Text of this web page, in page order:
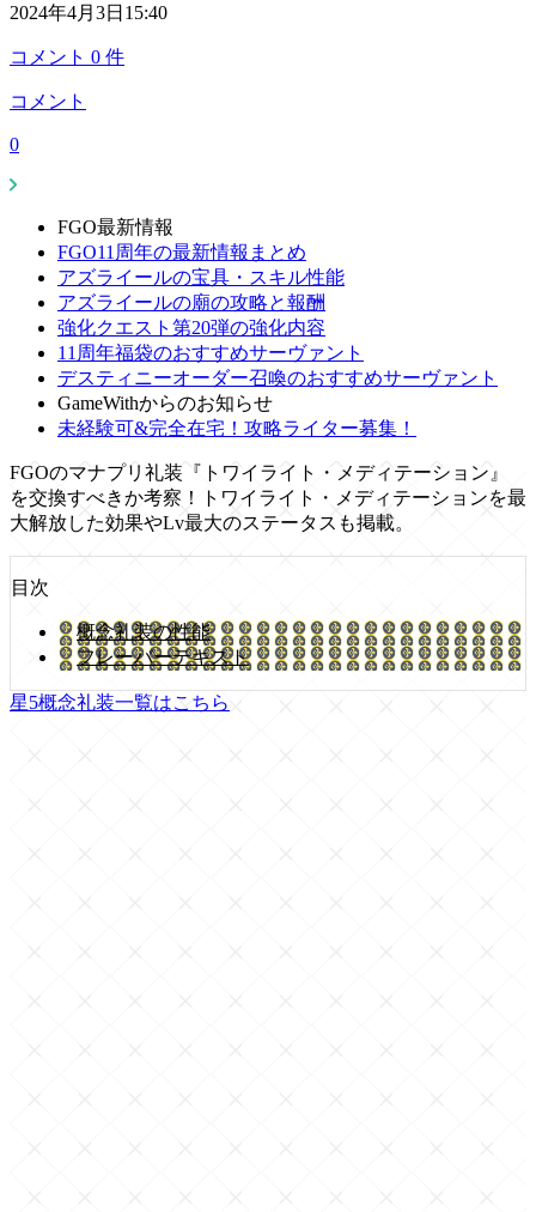
2024年4月3日15:40
コメント 0 件
コメント
0
FGO最新情報
FGO11周年の最新情報まとめ
アズライールの宝具・スキル性能
アズライールの廟の攻略と報酬
強化クエスト第20弾の強化内容
11周年福袋のおすすめサーヴァント
デスティニーオーダー召喚のおすすめサーヴァント
GameWithからのお知らせ
未経験可&完全在宅！攻略ライター募集！
FGOのマナプリ礼装『トワイライト・メディテーション』
を交換すべきか考察！トワイライト・メディテーションを最
大解放した効果やLv最大のステータスも掲載。
目次
概念礼装の性能
フレーバーテキスト
星5概念礼装一覧はこちら